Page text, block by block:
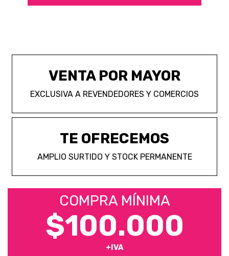
VENTA POR MAYOR
EXCLUSIVA A REVENDEDORES Y COMERCIOS
TE OFRECEMOS
AMPLIO SURTIDO Y STOCK PERMANENTE
COMPRA MÍNIMA
$100.000
+IVA